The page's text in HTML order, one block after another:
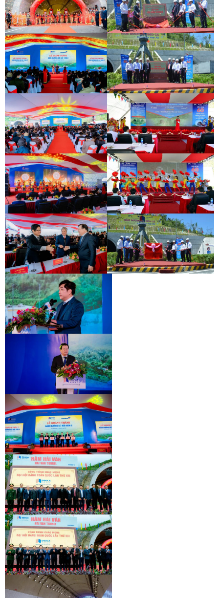
LỄ THÔNG HẦM ĐÈO CẢ
LỄ THÔNG HẦM CÙ MÔNG
KHÁNH THÀNH HẦM HẢI VÂN 2
KHÁNH THÀNH HẦM HẢI VÂN 2
KHÁNH THÀNH HẦM HẢI VÂN 2
KHÁNH THÀNH HẦM HẢI VÂN 2
KHÁNH THÀNH HẦM HẢI VÂN 2
KHÁNH THÀNH HẦM HẢI VÂN 2
KHÁNH THÀNH HẦM HẢI VÂN 2
KHÁNH THÀNH HẦM HẢI VÂN 2
KHÁNH THÀNH HẦM HẢI VÂN 2
LỄ GẮN BIỂN HẦM ĐÈO CẢ
LỄ GẮN BIỂN HẦM ĐÈO CẢ
LỄ GẮN BIỂN HẦM ĐÈO CẢ
LỄ GẮN BIỂN HẦM ĐÈO CẢ